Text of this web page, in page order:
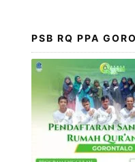
PSB RQ PPA